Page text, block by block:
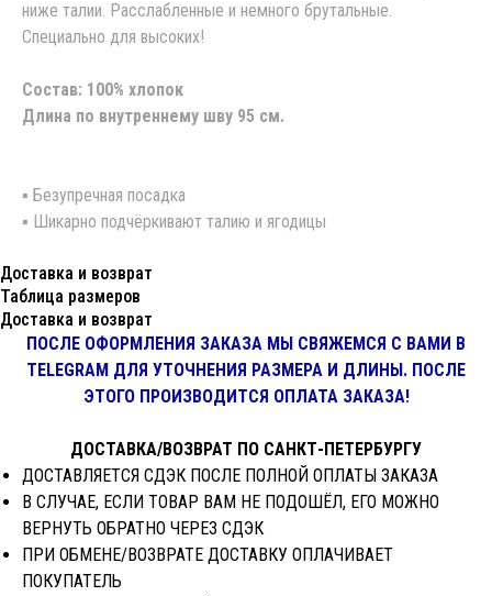
ниже талии. Расслабленные и немного брутальные.
Специально для высоких!
Состав: 100% хлопок
Длина по внутреннему шву 95 см.
▪️ Безупречная посадка
▪️ Шикарно подчёркивают талию и ягодицы
Доставка и возврат
Таблица размеров
Доставка и возврат
ПОСЛЕ ОФОРМЛЕНИЯ ЗАКАЗА МЫ СВЯЖЕМСЯ С ВАМИ В
TELEGRAM ДЛЯ УТОЧНЕНИЯ РАЗМЕРА И ДЛИНЫ. ПОСЛЕ
ЭТОГО ПРОИЗВОДИТСЯ ОПЛАТА ЗАКАЗА!
ДОСТАВКА/ВОЗВРАТ ПО САНКТ-ПЕТЕРБУРГУ
ДОСТАВЛЯЕТСЯ СДЭК ПОСЛЕ ПОЛНОЙ ОПЛАТЫ ЗАКАЗА
В СЛУЧАЕ, ЕСЛИ ТОВАР ВАМ НЕ ПОДОШЁЛ, ЕГО МОЖНО
ВЕРНУТЬ ОБРАТНО ЧЕРЕЗ СДЭК
ПРИ ОБМЕНЕ/ВОЗВРАТЕ ДОСТАВКУ ОПЛАЧИВАЕТ
ПОКУПАТЕЛЬ